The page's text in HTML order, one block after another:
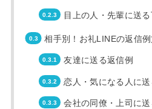
目上の人・先輩に送
相手別！お礼LINEの返信
友達に送る返信例
恋人・気になる人に送
会社の同僚・上司に送